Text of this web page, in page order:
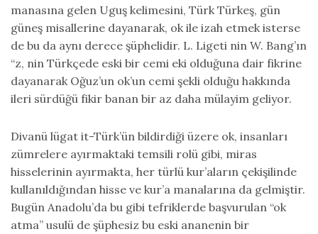
manasına gelen Uguş kelimesini, Türk Türkeş, gün
güneş misallerine dayanarak, ok ile izah etmek isterse
de bu da aynı derece şüphelidir. L. Ligeti nin W. Bang’ın
“z, nin Türkçede eski bir cemi eki olduğuna dair fikrine
dayanarak Oğuz’un ok’un cemi şekli olduğu hakkında
ileri sürdüğü fikir banan bir az daha mülayim geliyor.
Divanü lügat it-Türk’ün bildirdiği üzere ok, insanları
zümrelere ayırmaktaki temsili rolü gibi, miras
hisselerinin ayırmakta, her türlü kur’aların çekişilinde
kullanıldığından hisse ve kur’a manalarına da gelmiştir.
Bugün Anadolu’da bu gibi tefriklerde başvurulan “ok
atma” usulü de şüphesiz bu eski ananenin bir